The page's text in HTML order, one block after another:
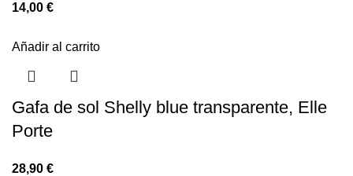
14,00 €
Añadir al carrito
Gafa de sol Shelly blue transparente, Elle
Porte
28,90 €